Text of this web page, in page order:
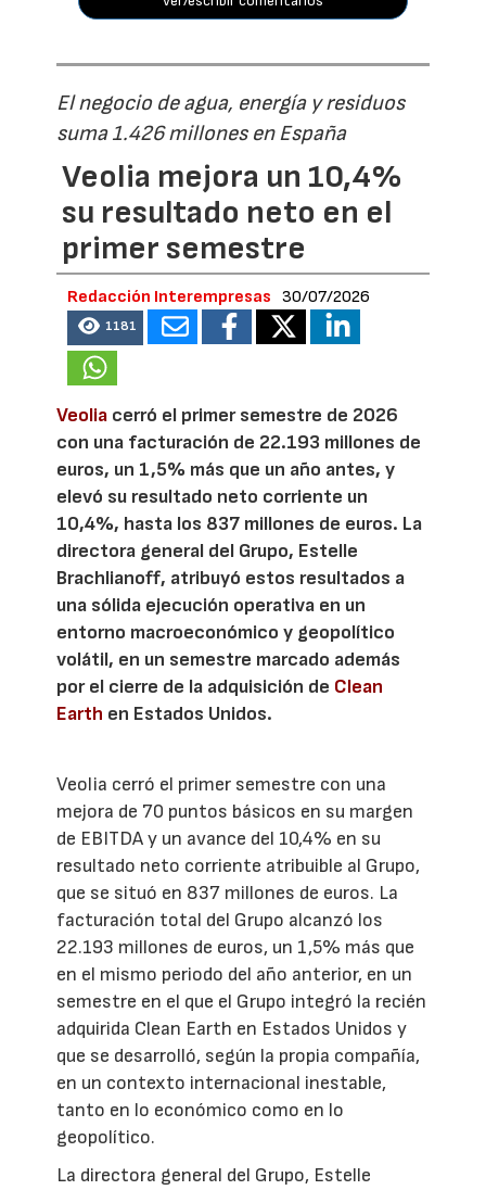
El negocio de agua, energía y residuos
suma 1.426 millones en España
Veolia mejora un 10,4%
su resultado neto en el
primer semestre
Redacción Interempresas 30/07/2026
1181
Veolia cerró el primer semestre de 2026
con una facturación de 22.193 millones de
euros, un 1,5% más que un año antes, y
elevó su resultado neto corriente un
10,4%, hasta los 837 millones de euros. La
directora general del Grupo, Estelle
Brachlianoff, atribuyó estos resultados a
una sólida ejecución operativa en un
entorno macroeconómico y geopolítico
volátil, en un semestre marcado además
por el cierre de la adquisición de Clean
Earth en Estados Unidos.
Veolia cerró el primer semestre con una
mejora de 70 puntos básicos en su margen
de EBITDA y un avance del 10,4% en su
resultado neto corriente atribuible al Grupo,
que se situó en 837 millones de euros. La
facturación total del Grupo alcanzó los
22.193 millones de euros, un 1,5% más que
en el mismo periodo del año anterior, en un
semestre en el que el Grupo integró la recién
adquirida Clean Earth en Estados Unidos y
que se desarrolló, según la propia compañía,
en un contexto internacional inestable,
tanto en lo económico como en lo
geopolítico.
La directora general del Grupo, Estelle